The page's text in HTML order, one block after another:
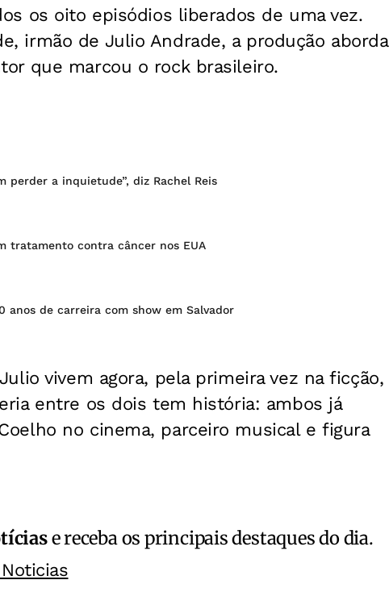
os oito episódios liberados de uma vez.
irmão de Julio Andrade, a produção aborda
que marcou o rock brasileiro.
perder a inquietude”, diz Rachel Reis
tratamento contra câncer nos EUA
anos de carreira com show em Salvador
vivem agora, pela primeira vez na ficção,
entre os dois tem história: ambos já
no cinema, parceiro musical e figura
e receba os principais destaques do dia.